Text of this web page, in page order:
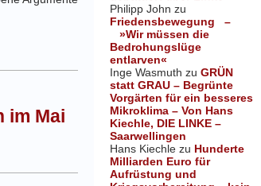
Philipp John zu
Friedensbewegung –
»Wir müssen die
Bedrohungslüge
entlarven«
Inge Wasmuth zu GRÜN
statt GRAU – Begrünte
Vorgärten für ein besseres
Mikroklima – Von Hans
Kiechle, DIE LINKE –
Saarwellingen
Hans Kiechle zu Hunderte
Milliarden Euro für
Aufrüstung und
im Mai